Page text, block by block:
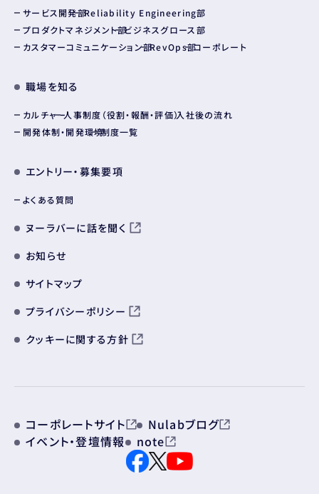
サービス開発部Reliability Engineering部
プロダクトマネジメント部ビジネスグロース部
カスタマーコミュニケーション部RevOps部コーポレート
職場を知る
カルチャー人事制度（役割・報酬・評価）入社後の流れ
開発体制・開発環境制度一覧
エントリー・募集要項
よくある質問
ヌーラバーに話を聞く
お知らせ
サイトマップ
プライバシーポリシー
クッキーに関する方針
コーポレートサイト
Nulabブログ
イベント・登壇情報
note